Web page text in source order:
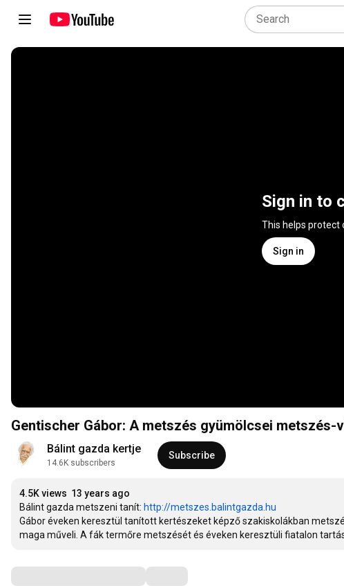
Sign in to
This helps protect
Sign in
Gentischer Gábor: A metszés gyümölcsei
Bálint gazda kertje
14.6K subscribers
Subscribe
4.5K views 13 years ago
Bálint gazda metszeni tanít: http://metszes.balintgazda.hu
Gábor éveken keresztül tanított kertészeket képző szakiskolákban
maga műveli. A fák termőre metszését és éveken keresztüli fiatalon